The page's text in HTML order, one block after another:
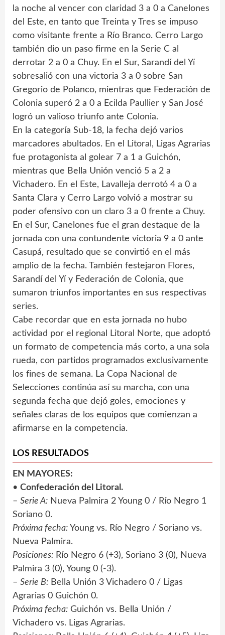
la noche al vencer con claridad 3 a 0 a Canelones
del Este, en tanto que Treinta y Tres se impuso
como visitante frente a Río Branco. Cerro Largo
también dio un paso firme en la Serie C al
derrotar 2 a 0 a Chuy. En el Sur, Sarandí del Yí
sobresalió con una victoria 3 a 0 sobre San
Gregorio de Polanco, mientras que Federación de
Colonia superó 2 a 0 a Ecilda Paullier y San José
logró un valioso triunfo ante Colonia.
En la categoría Sub-18, la fecha dejó varios
marcadores abultados. En el Litoral, Ligas Agrarias
fue protagonista al golear 7 a 1 a Guichón,
mientras que Bella Unión venció 5 a 2 a
Vichadero. En el Este, Lavalleja derrotó 4 a 0 a
Santa Clara y Cerro Largo volvió a mostrar su
poder ofensivo con un claro 3 a 0 frente a Chuy.
En el Sur, Canelones fue el gran destaque de la
jornada con una contundente victoria 9 a 0 ante
Casupá, resultado que se convirtió en el más
amplio de la fecha. También festejaron Flores,
Sarandí del Yí y Federación de Colonia, que
sumaron triunfos importantes en sus respectivas
series.
Cabe recordar que en esta jornada no hubo
actividad por el regional Litoral Norte, que adoptó
un formato de competencia más corto, a una sola
rueda, con partidos programados exclusivamente
los fines de semana. La Copa Nacional de
Selecciones continúa así su marcha, con una
segunda fecha que dejó goles, emociones y
señales claras de los equipos que comienzan a
afirmarse en la competencia.
LOS RESULTADOS
EN MAYORES:
• Confederación del Litoral.
– Serie A: Nueva Palmira 2 Young 0 / Río Negro 1
Soriano 0.
Próxima fecha: Young vs. Río Negro / Soriano vs.
Nueva Palmira.
Posiciones: Río Negro 6 (+3), Soriano 3 (0), Nueva
Palmira 3 (0), Young 0 (-3).
– Serie B: Bella Unión 3 Vichadero 0 / Ligas
Agrarias 0 Guichón 0.
Próxima fecha: Guichón vs. Bella Unión /
Vichadero vs. Ligas Agrarias.